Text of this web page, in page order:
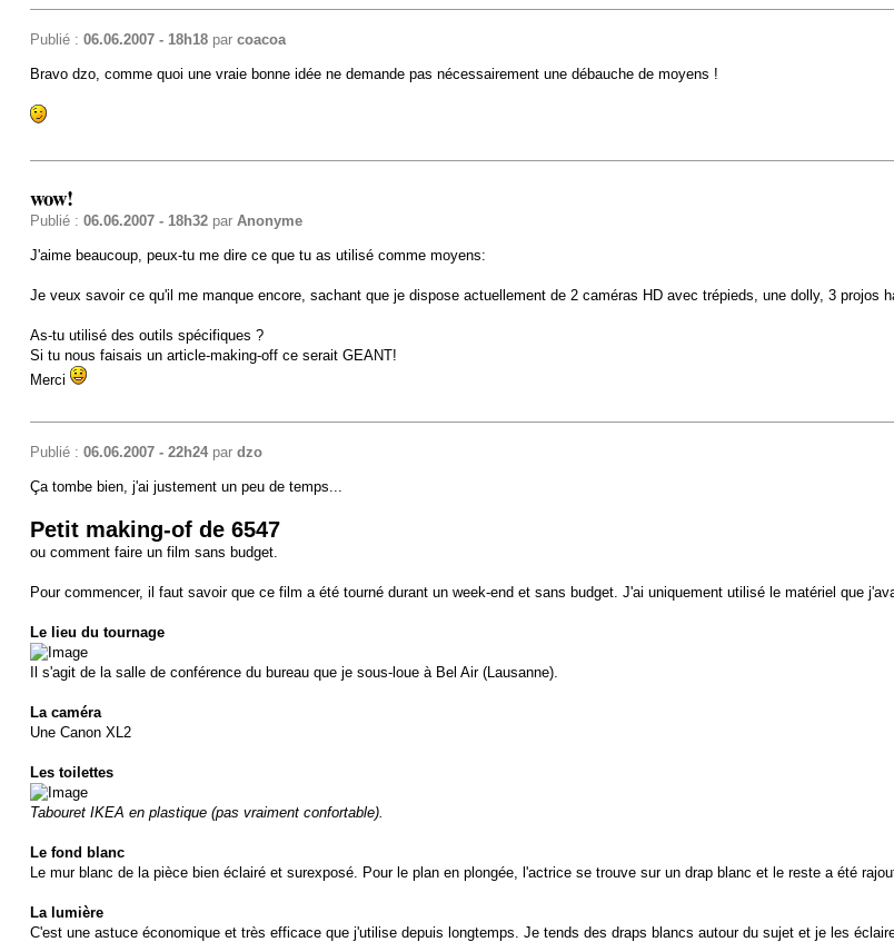
Publié : 06.06.2007 - 18h18par coacoa
Bravo dzo, comme quoi une vraie bonne idée ne demande pas nécessairement une débauche de moyens !
wow!
Publié : 06.06.2007 - 18h32par Anonyme
J'aime beaucoup, peux-tu me dire ce que tu as utilisé comme moyens:
Je veux savoir ce qu'il me manque encore, sachant que je dispose actuellement de 2 caméras HD avec trépieds, une dolly, 3 projos
As-tu utilisé des outils spécifiques ?
Si tu nous faisais un article-making-off ce serait GEANT!
Merci
Publié : 06.06.2007 - 22h24par dzo
Ça tombe bien, j'ai justement un peu de temps...
Petit making-of de 6547
ou comment faire un film sans budget.
Pour commencer, il faut savoir que ce film a été tourné durant un week-end et sans budget. J'ai uniquement utilisé le matériel que
Le lieu du tournage
Il s'agit de la salle de conférence du bureau que je sous-loue à Bel Air (Lausanne).
La caméra
Une Canon XL2
Les toilettes
Tabouret IKEA en plastique (pas vraiment confortable).
Le fond blanc
Le mur blanc de la pièce bien éclairé et surexposé. Pour le plan en plongée, l'actrice se trouve sur un drap blanc et le reste a été
La lumière
C'est une astuce économique et très efficace que j'utilise depuis longtemps. Je tends des draps blancs autour du sujet et je les